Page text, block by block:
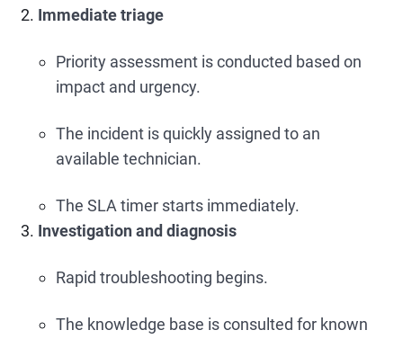
Immediate triage
Priority assessment is conducted based on
impact and urgency.
The incident is quickly assigned to an
available technician.
The SLA timer starts immediately.
Investigation and diagnosis
Rapid troubleshooting begins.
The knowledge base is consulted for known